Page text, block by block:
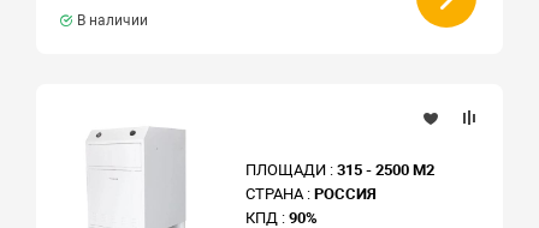
В наличии
ПЛОЩАДИ : 315 - 2500 М2
СТРАНА : РОССИЯ
КПД : 90%